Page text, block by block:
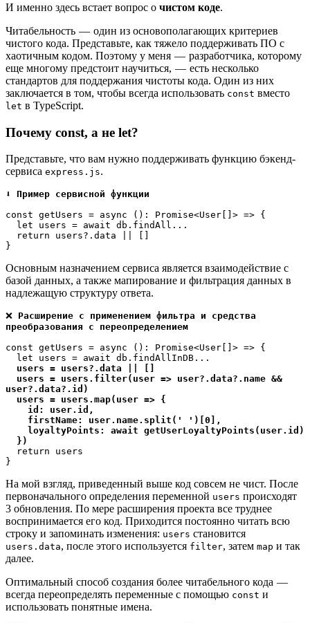
И именно здесь встает вопрос о чистом коде.
Читабельность — один из основополагающих критериев
чистого кода. Представьте, как тяжело поддерживать ПО с
хаотичным кодом. Поэтому у меня — разработчика, которому
еще многому предстоит научиться, — есть несколько
стандартов для поддержания чистоты кода. Один из них
заключается в том, чтобы всегда использовать const вместо
let в TypeScript.
Почему const, а не let?
Представьте, что вам нужно поддерживать функцию бэкенд-
сервиса express.js.
⬇️ Пример сервисной функции
const getUsers = async (): Promise<User[]> => {
}
Основным назначением сервиса является взаимодействие с
базой данных, а также мапирование и фильтрация данных в
надлежащую структуру ответа.
❌ Расширение с применением фильтра и средства
преобразования с переопределением
const getUsers = async (): Promise<User[]> => {
users = users?.data || []
user?.data?.id)
  })
}
На мой взгляд, приведенный выше код совсем не чист. После
первоначального определения переменной users происходят
3 обновления. По мере расширения проекта все труднее
воспринимается его код. Приходится постоянно читать всю
строку и запоминать изменения: users становится
users.data, после этого используется filter, затем map и так
далее.
Оптимальный способ создания более читабельного кода —
всегда переопределять переменные с помощью const и
использовать понятные имена.